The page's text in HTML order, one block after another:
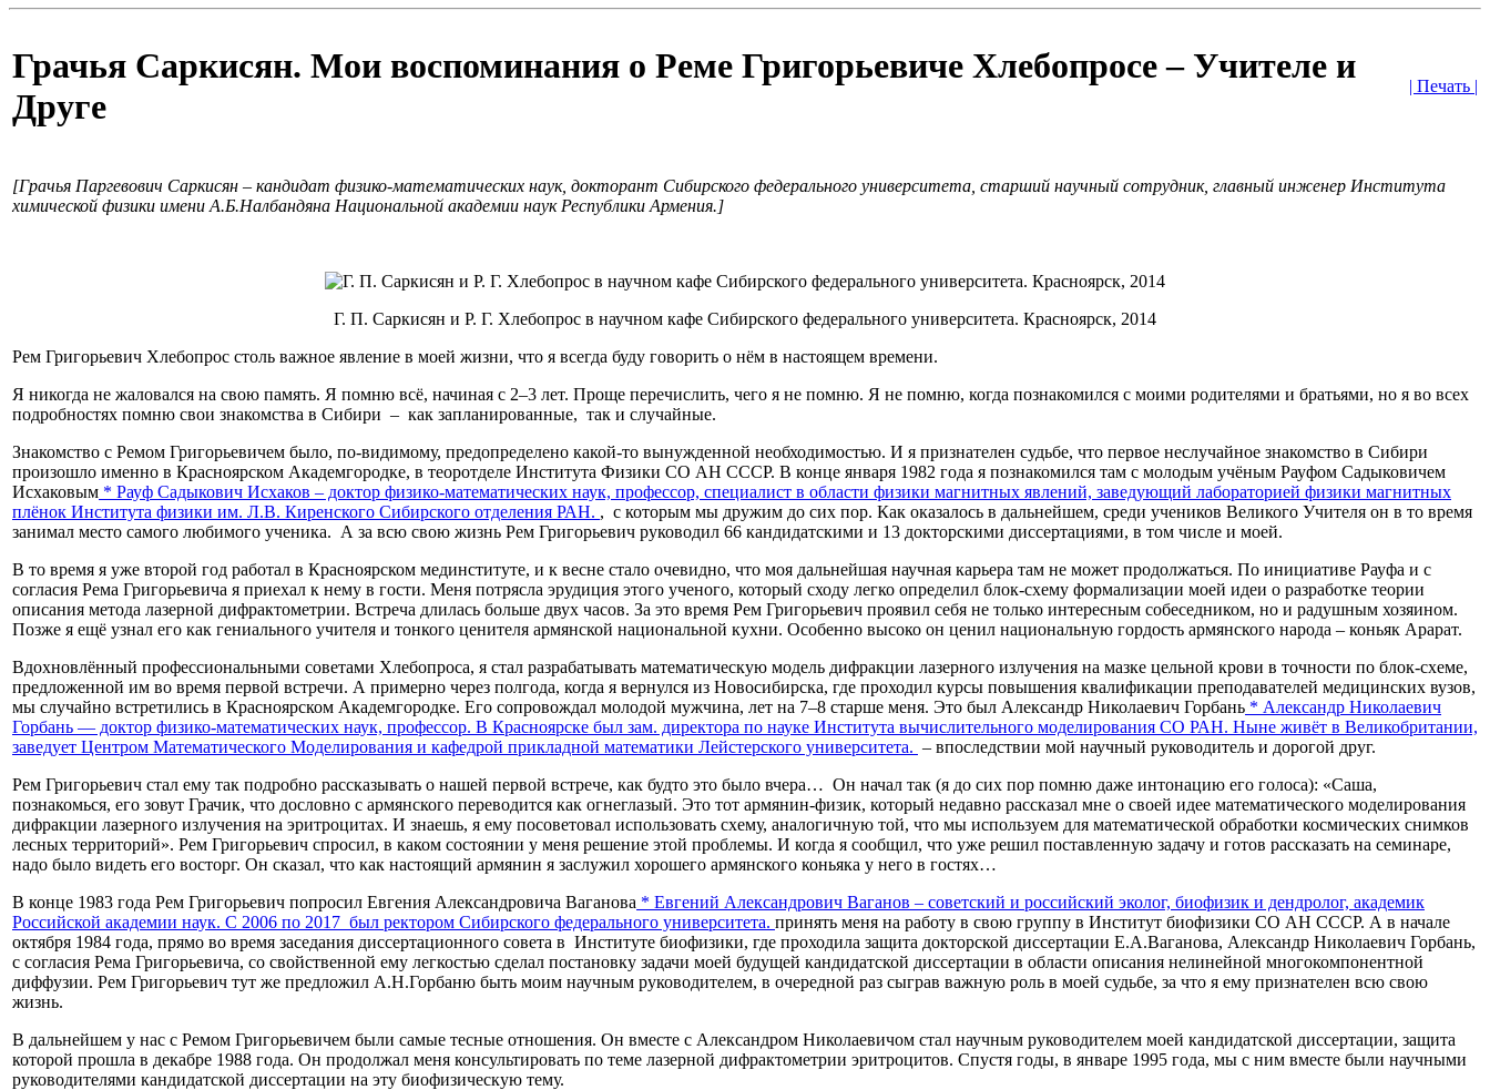
Грачья Саркисян. Мои воспоминания о Реме Григорьевиче Хлебопросе – Учителе и
Друге
| Печать |
[Грачья Паргевович Саркисян – кандидат физико-математических наук, докторант Сибирского федерального университета, старший научный сотрудник, главный инженер Института
химической физики имени А.Б.Налбандяна Национальной академии наук Республики Армения.]
Г. П. Саркисян и Р. Г. Хлебопрос в научном кафе Сибирского федерального университета. Красноярск, 2014
Рем Григорьевич Хлебопрос столь важное явление в моей жизни, что я всегда буду говорить о нём в настоящем времени.
Я никогда не жаловался на свою память. Я помню всё, начиная с 2–3 лет. Проще перечислить, чего я не помню. Я не помню, когда познакомился с моими родителями и братьями, но я во всех
подробностях помню свои знакомства в Сибири – как запланированные, так и случайные.
Знакомство с Ремом Григорьевичем было, по-видимому, предопределено какой-то вынужденной необходимостью. И я признателен судьбе, что первое неслучайное знакомство в Сибири
произошло именно в Красноярском Академгородке, в теоротделе Института Физики СО АН СССР. В конце января 1982 года я познакомился там с молодым учёным Рауфом Садыковичем
Исхаковым * Рауф Садыкович Исхаков – доктор физико-математических наук, профессор, специалист в области физики магнитных явлений, заведующий лабораторией физики магнитных
плёнок Института физики им. Л.В. Киренского Сибирского отделения РАН. , с которым мы дружим до сих пор. Как оказалось в дальнейшем, среди учеников Великого Учителя он в то время
занимал место самого любимого ученика. А за всю свою жизнь Рем Григорьевич руководил 66 кандидатскими и 13 докторскими диссертациями, в том числе и моей.
В то время я уже второй год работал в Красноярском мединституте, и к весне стало очевидно, что моя дальнейшая научная карьера там не может продолжаться. По инициативе Рауфа и с
согласия Рема Григорьевича я приехал к нему в гости. Меня потрясла эрудиция этого ученого, который сходу легко определил блок-схему формализации моей идеи о разработке теории
описания метода лазерной дифрактометрии. Встреча длилась больше двух часов. За это время Рем Григорьевич проявил себя не только интересным собеседником, но и радушным хозяином.
Позже я ещё узнал его как гениального учителя и тонкого ценителя армянской национальной кухни. Особенно высоко он ценил национальную гордость армянского народа – коньяк Арарат.
Вдохновлённый профессиональными советами Хлебопроса, я стал разрабатывать математическую модель дифракции лазерного излучения на мазке цельной крови в точности по блок-схеме,
предложенной им во время первой встречи. А примерно через полгода, когда я вернулся из Новосибирска, где проходил курсы повышения квалификации преподавателей медицинских вузов,
мы случайно встретились в Красноярском Академгородке. Его сопровождал молодой мужчина, лет на 7–8 старше меня. Это был Александр Николаевич Горбань * Александр Николаевич
Горбань — доктор физико-математических наук, профессор. В Красноярске был зам. директора по науке Института вычислительного моделирования СО РАН. Ныне живёт в Великобритании,
заведует Центром Математического Моделирования и кафедрой прикладной математики Лейстерского университета. – впоследствии мой научный руководитель и дорогой друг.
Рем Григорьевич стал ему так подробно рассказывать о нашей первой встрече, как будто это было вчера… Он начал так (я до сих пор помню даже интонацию его голоса): «Саша,
познакомься, его зовут Грачик, что дословно с армянского переводится как огнеглазый. Это тот армянин-физик, который недавно рассказал мне о своей идее математического моделирования
дифракции лазерного излучения на эритроцитах. И знаешь, я ему посоветовал использовать схему, аналогичную той, что мы используем для математической обработки космических снимков
лесных территорий». Рем Григорьевич спросил, в каком состоянии у меня решение этой проблемы. И когда я сообщил, что уже решил поставленную задачу и готов рассказать на семинаре,
надо было видеть его восторг. Он сказал, что как настоящий армянин я заслужил хорошего армянского коньяка у него в гостях…
В конце 1983 года Рем Григорьевич попросил Евгения Александровича Ваганова * Евгений Александрович Ваганов – советский и российский эколог, биофизик и дендролог, академик
Российской академии наук. С 2006 по 2017 был ректором Сибирского федерального университета. принять меня на работу в свою группу в Институт биофизики СО АН СССР. А в начале
октября 1984 года, прямо во время заседания диссертационного совета в Институте биофизики, где проходила защита докторской диссертации Е.А.Ваганова, Александр Николаевич Горбань,
с согласия Рема Григорьевича, со свойственной ему легкостью сделал постановку задачи моей будущей кандидатской диссертации в области описания нелинейной многокомпонентной
диффузии. Рем Григорьевич тут же предложил А.Н.Горбаню быть моим научным руководителем, в очередной раз сыграв важную роль в моей судьбе, за что я ему признателен всю свою
жизнь.
В дальнейшем у нас с Ремом Григорьевичем были самые тесные отношения. Он вместе с Александром Николаевичом стал научным руководителем моей кандидатской диссертации, защита
которой прошла в декабре 1988 года. Он продолжал меня консультировать по теме лазерной дифрактометрии эритроцитов. Спустя годы, в январе 1995 года, мы с ним вместе были научными
руководителями кандидатской диссертации на эту биофизическую тему.